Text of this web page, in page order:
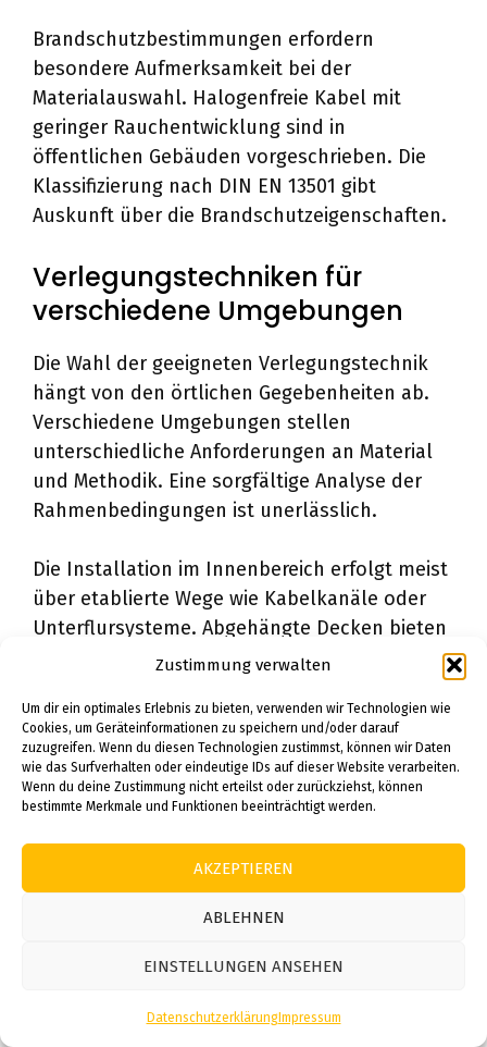
Zustimmung verwalten
Um dir ein optimales Erlebnis zu bieten, verwenden wir Technologien wie
Cookies, um Geräteinformationen zu speichern und/oder darauf
zuzugreifen. Wenn du diesen Technologien zustimmst, können wir Daten
wie das Surfverhalten oder eindeutige IDs auf dieser Website verarbeiten.
Wenn du deine Zustimmung nicht erteilst oder zurückziehst, können
bestimmte Merkmale und Funktionen beeinträchtigt werden.
AKZEPTIEREN
ABLEHNEN
EINSTELLUNGEN ANSEHEN
DatenschutzerklärungImpressum
Brandschutzbestimmungen erfordern
besondere Aufmerksamkeit bei der
Materialauswahl. Halogenfreie Kabel mit
geringer Rauchentwicklung sind in
öffentlichen Gebäuden vorgeschrieben. Die
Klassifizierung nach DIN EN 13501 gibt
Auskunft über die Brandschutzeigenschaften.
Verlegungstechniken für
verschiedene Umgebungen
Die Wahl der geeigneten Verlegungstechnik
hängt von den örtlichen Gegebenheiten ab.
Verschiedene Umgebungen stellen
unterschiedliche Anforderungen an Material
und Methodik. Eine sorgfältige Analyse der
Rahmenbedingungen ist unerlässlich.
Die Installation im Innenbereich erfolgt meist
über etablierte Wege wie Kabelkanäle oder
Unterflursysteme. Abgehängte Decken bieten
ideale Möglichkeiten für die unsichtbare
Kabelführung. Dabei müssen Brandabschnitte
durch entsprechende Schottungen getrennt
werden.
Kabeltrassen ermöglichen eine ordentliche
von Daten- und Stromkabeln verhindert
elektromagnetische Störungen. Ausreichende
Reserven für zukünftige Erweiterungen
Wanddurchführungen erfordern besondere